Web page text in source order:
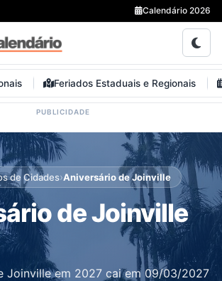
Calendário 2026
Feriados Estaduais e Regionais
de Cidades›Aniversário de Joinville
de Joinville
Joinville em 2027 cai em 09/03/2027